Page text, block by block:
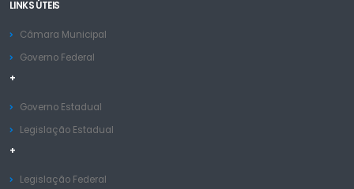
LINKS ÚTEIS
Câmara Municipal
Governo Federal
+
Governo Estadual
Legislação Estadual
+
Legislação Federal